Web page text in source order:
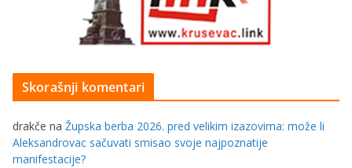
Skorašnji komentari
drakče na Župska berba 2026. pred velikim izazovima: može li
Aleksandrovac sačuvati smisao svoje najpoznatije
manifestacije?